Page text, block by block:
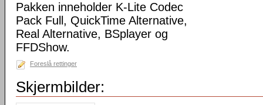
Pakken inneholder K-Lite Codec
Pack Full, QuickTime Alternative,
Real Alternative, BSplayer og
FFDShow.
Foreslå rettinger
Skjermbilder: